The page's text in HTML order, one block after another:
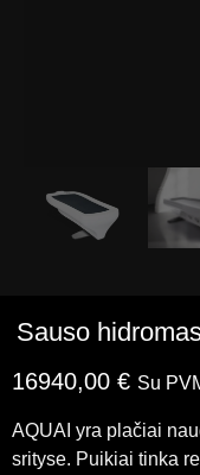
Sauso
16940,00 € Su
AQUAI yra plačiai
srityse. Puikiai tinka